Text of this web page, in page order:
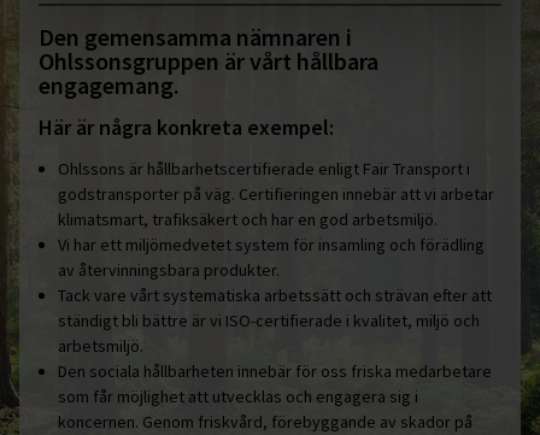
Den gemensamma nämnaren i
Ohlssonsgruppen är vårt hållbara
engagemang.
Här är några konkreta exempel:
Ohlssons är hållbarhetscertifierade enligt Fair Transport i
godstransporter på väg. Certifieringen innebär att vi arbetar
klimatsmart, trafiksäkert och har en god arbetsmiljö.
Vi har ett miljömedvetet system för insamling och förädling
av återvinningsbara produkter.
Tack vare vårt systematiska arbetssätt och strävan efter att
ständigt bli bättre är vi ISO-certifierade i kvalitet, miljö och
arbetsmiljö.
Den sociala hållbarheten innebär för oss friska medarbetare
som får möjlighet att utvecklas och engagera sig i
koncernen. Genom friskvård, förebyggande av skador på